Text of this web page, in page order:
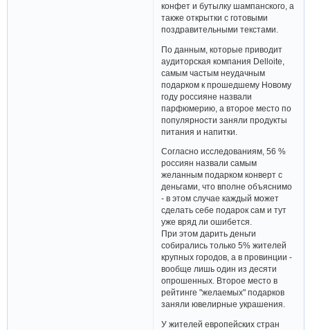
конфет и бутылку шампанского, а
также открытки с готовыми
поздравительными текстами.
По данным, которые приводит
аудиторская компания Delloite,
самым частым неудачным
подарком к прошедшему Новому
году россияне назвали
парфюмерию, а второе место по
популярности заняли продукты
питания и напитки.
Согласно исследованиям, 56 %
россиян назвали самым
желанным подарком конверт с
деньгами, что вполне объяснимо
- в этом случае каждый может
сделать себе подарок сам и тут
уже вряд ли ошибется.
При этом дарить деньги
собирались только 5% жителей
крупных городов, а в провинции -
вообще лишь один из десяти
опрошенных. Второе место в
рейтинге "желаемых" подарков
заняли ювелирные украшения.
У жителей европейских стран